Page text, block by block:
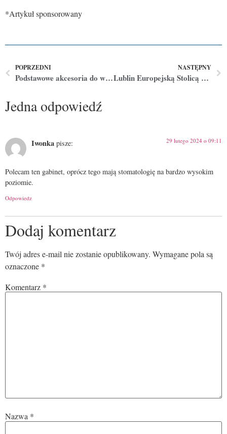
*Artykuł sponsorowany
POPRZEDNI
Podstawowe akcesoria do warsztatu
NASTĘPNY
Lublin Europejską Stolicą Młodzieży- zobacz wydarzenia
Jedna odpowiedź
Iwonka pisze: 29 lutego 2024 o 09:11
Polecam ten gabinet, oprócz tego mają stomatologię na bardzo wysokim
poziomie.
Odpowiedz
Dodaj komentarz
Twój adres e-mail nie zostanie opublikowany. Wymagane pola są
oznaczone *
Komentarz *
Nazwa *